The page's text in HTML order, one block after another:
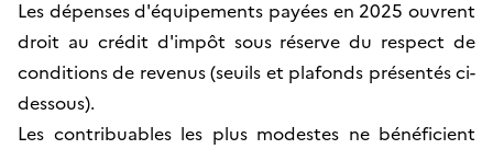
Les dépenses d'équipements payées en 2025 ouvrent
droit au crédit d'impôt sous réserve du respect de
conditions de revenus (seuils et plafonds présentés ci-
dessous).
Les contribuables les plus modestes ne bénéficient